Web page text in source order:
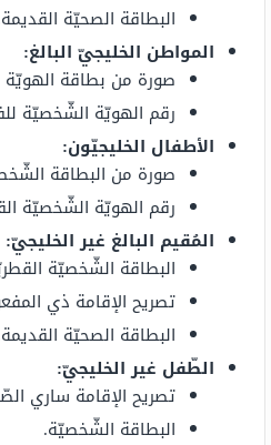
البطاقة الصحيّة
المواطن الخليجيّ البالغ:
صورة من بطاقة الهويّة
رقم الهويّة الشّخصيّة
الأطفال الخليجيّون:
صورة من البطاقة
رقم الهويّة الشّخصيّة
المُقيم البالغ غير الخليجيّ:
البطاقة الشّخصيّة
تصريح الإقامة ذي
البطاقة الصحيّة
الطّفل غير الخليجيّ:
تصريح الإقامة ساري
البطاقة الشّخصيّة.